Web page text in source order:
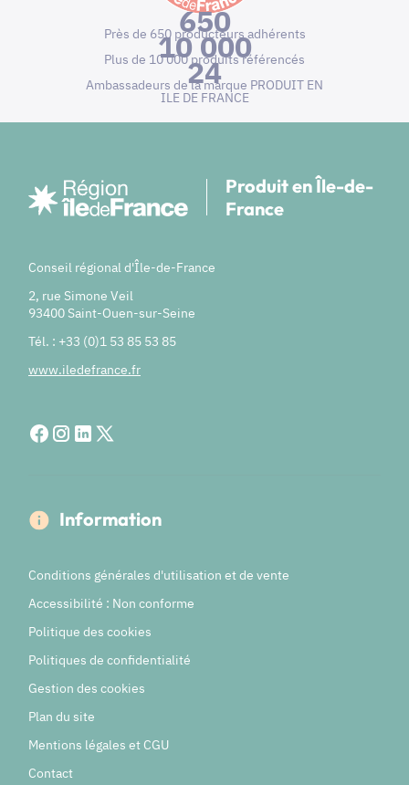
650
Près de 650 producteurs adhérents
10 000
Plus de 10 000 produits référencés
24
Ambassadeurs de la marque PRODUIT EN
ILE DE FRANCE
Produit en Île-de-
France
Conseil régional d'Île-de-France
2, rue Simone Veil
93400 Saint-Ouen-sur-Seine
Tél. : +33 (0)1 53 85 53 85
www.iledefrance.fr
Information
Conditions générales d'utilisation et de vente
Accessibilité : Non conforme
Politique des cookies
Politiques de confidentialité
Gestion des cookies
Plan du site
Mentions légales et CGU
Contact